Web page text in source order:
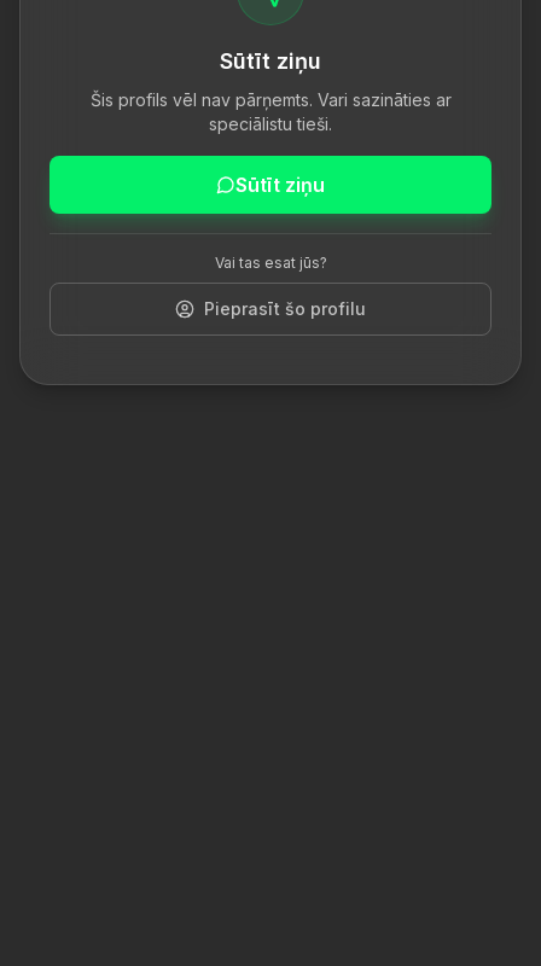
Sūtīt ziņu
Šis profils vēl nav pārņemts. Vari sazināties ar
speciālistu tieši.
Sūtīt ziņu
Vai tas esat jūs?
Pieprasīt šo profilu